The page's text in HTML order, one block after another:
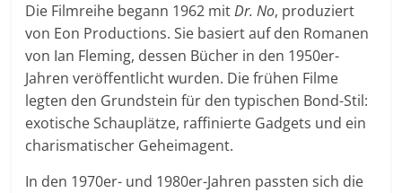
Die Filmreihe begann 1962 mitDr. No, produziert
von Eon Productions. Sie basiert auf den Romanen
von Ian Fleming, dessen Bücher in den 1950er-
Jahren veröffentlicht wurden. Die frühen Filme
legten den Grundstein für den typischen Bond-Stil:
exotische Schauplätze, raffinierte Gadgets und ein
charismatischer Geheimagent.
In den 1970er- und 1980er-Jahren passten sich die